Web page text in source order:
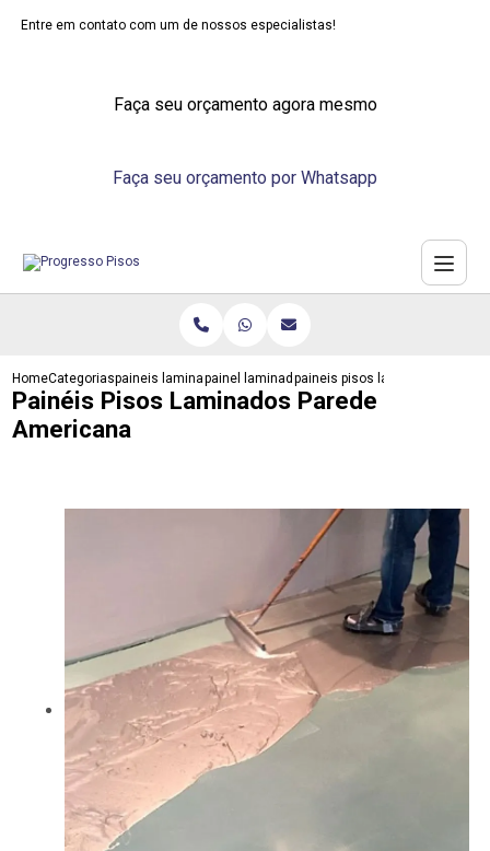
Entre em contato com um de nossos especialistas!
Faça seu orçamento agora mesmo
Faça seu orçamento por Whatsapp
HomeCategoriaspaineis laminadospainel laminado de madeira
paineis pisos laminados
Painéis Pisos Laminados Parede
Americana